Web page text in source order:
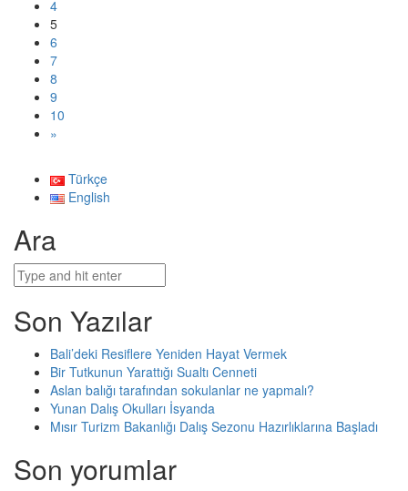
4
5
6
7
8
9
10
»
Türkçe
English
Ara
Son Yazılar
Bali’deki Resiflere Yeniden Hayat Vermek​
Bir Tutkunun Yarattığı Sualtı Cenneti
Aslan balığı tarafından sokulanlar ne yapmalı?
Yunan Dalış Okulları İsyanda
Mısır Turizm Bakanlığı Dalış Sezonu Hazırlıklarına Başladı
Son yorumlar